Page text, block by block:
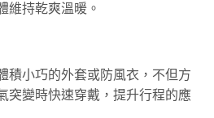
維持乾爽溫暖。
積小巧的外套或防風衣，不但方
突變時快速穿戴，提升行程的應